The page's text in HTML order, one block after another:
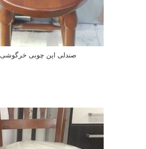
صندلی اپن چوبی خرگوشی
اطلاعات بیشتر